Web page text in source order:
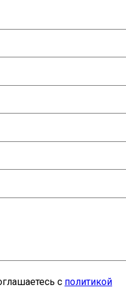
с политикой